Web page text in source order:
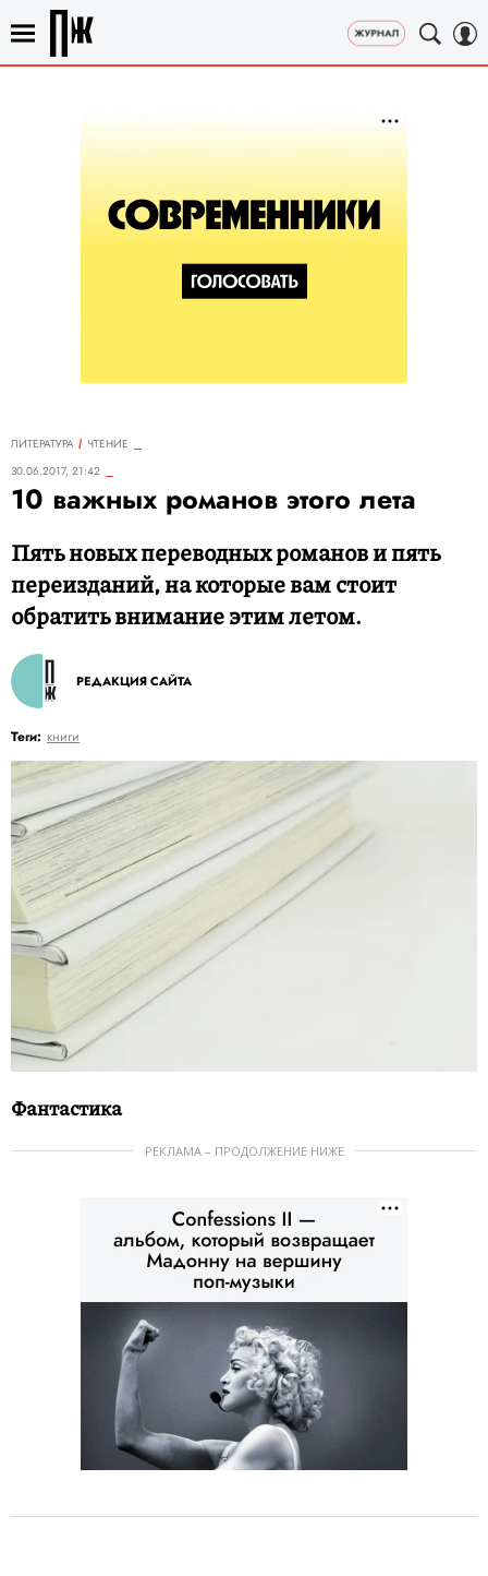
ЛИТЕРАТУРА
ЧТЕНИЕ
30.06.2017, 21:42
10 важных романов этого лета
Пять новых переводных романов и пять
переизданий, на которые вам стоит
обратить внимание этим летом.
РЕДАКЦИЯ САЙТА
Теги: книги
Фантастика
РЕКЛАМА – ПРОДОЛЖЕНИЕ НИЖЕ